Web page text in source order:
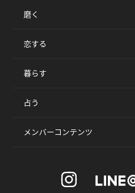
磨く
恋する
暮らす
占う
メンバーコンテンツ